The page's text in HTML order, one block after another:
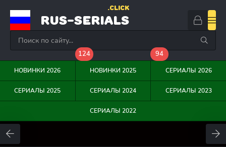
RUS-SERIALS
.CLICK
НОВИНКИ 2026
124
НОВИНКИ 2025
94
СЕРИАЛЫ 2026
СЕРИАЛЫ 2025 СЕРИАЛЫ 2024 СЕРИАЛЫ 2023
СЕРИАЛЫ 2022
0